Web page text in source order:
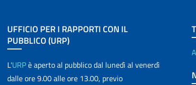
UFFICIO PER I RAPPORTI CON IL
PUBBLICO (URP)
L'URPè aperto al pubblico dal lunedì al venerdì
dalle ore 9.00 alle ore 13.00, previo